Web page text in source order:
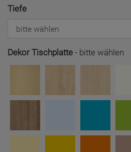
Tiefe
Dekor Tischplatte - bitte wählen